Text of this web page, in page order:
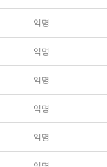
익명
익명
익명
익명
익명